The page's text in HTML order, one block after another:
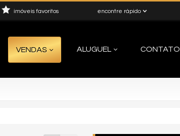
encontre rápido
imóveis favoritos
VENDAS ALUGUEL CONTATO